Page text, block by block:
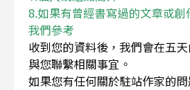
8.如果有曾經書寫過的文章或
我們參考
收到您的資料後，我們會在五
與您聯繫相關事宜。
如果您有任何關於駐站作家的